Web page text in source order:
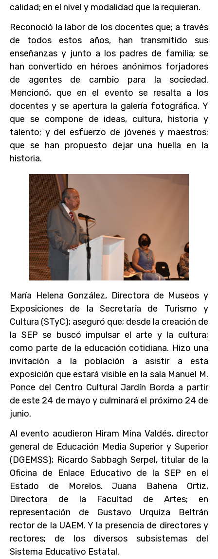
calidad; en el nivel y modalidad que la requieran.
Reconoció la labor de los docentes que; a través
de todos estos años, han transmitido sus
enseñanzas y junto a los padres de familia; se
han convertido en héroes anónimos forjadores
de agentes de cambio para la sociedad.
Mencionó, que en el evento se resalta a los
docentes y se apertura la galería fotográfica. Y
que se compone de ideas, cultura, historia y
talento; y del esfuerzo de jóvenes y maestros;
que se han propuesto dejar una huella en la
historia.
María Helena González, Directora de Museos y
Exposiciones de la Secretaría de Turismo y
Cultura (STyC); aseguró que; desde la creación de
la SEP se buscó impulsar el arte y la cultura;
como parte de la educación cotidiana. Hizo una
invitación a la población a asistir a esta
exposición que estará visible en la sala Manuel M.
Ponce del Centro Cultural Jardín Borda a partir
de este 24 de mayo y culminará el próximo 24 de
junio.
Al evento acudieron Hiram Mina Valdés, director
general de Educación Media Superior y Superior
(DGEMSS); Ricardo Sabbagh Serpel, titular de la
Oficina de Enlace Educativo de la SEP en el
Estado de Morelos. Juana Bahena Ortiz,
Directora de la Facultad de Artes; en
representación de Gustavo Urquiza Beltrán
rector de la UAEM. Y la presencia de directores y
rectores; de los diversos subsistemas del
Sistema Educativo Estatal.